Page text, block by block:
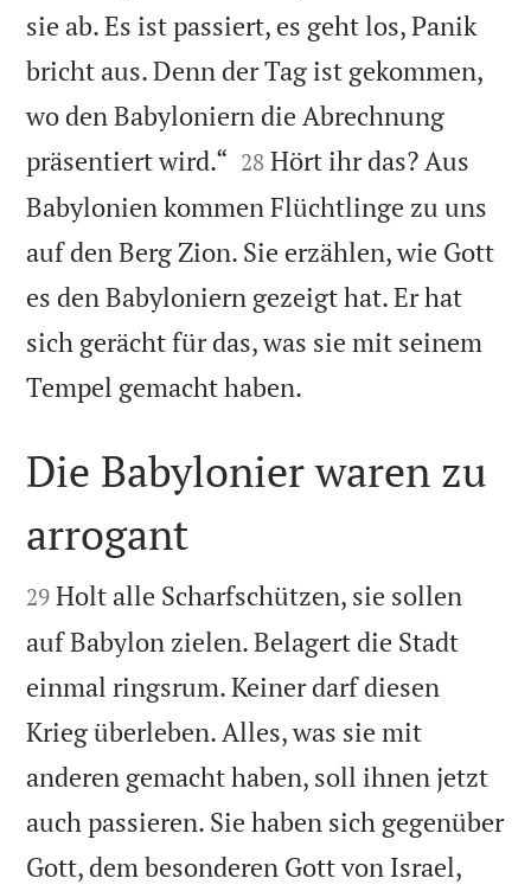
sie ab. Es ist passiert, es geht los, Panik
bricht aus. Denn der Tag ist gekommen,
wo den Babyloniern die Abrechnung
präsentiert wird.“ 

28 Hört ihr das? Aus
Babylonien kommen Flüchtlinge zu uns
auf den Berg Zion. Sie erzählen, wie Gott
es den Babyloniern gezeigt hat. Er hat
sich gerächt für das, was sie mit seinem
Tempel gemacht haben.

Die Babylonier waren zu
arrogant

29 Holt alle Scharfschützen, sie sollen
auf Babylon zielen. Belagert die Stadt
einmal ringsrum. Keiner darf diesen
Krieg überleben. Alles, was sie mit
anderen gemacht haben, soll ihnen jetzt
auch passieren. Sie haben sich gegenüber
Gott, dem besonderen Gott von Israel,